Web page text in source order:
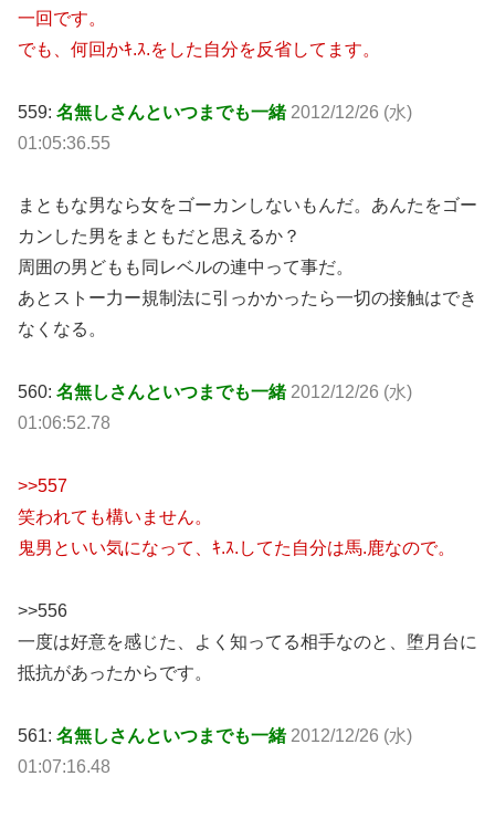
一回です。
でも、何回かｷ.ｽ.をした自分を反省してます。
559: 名無しさんといつまでも一緒 2012/12/26 (水)
01:05:36.55
まともな男なら女をゴーカンしないもんだ。あんたをゴー
カンした男をまともだと思えるか？
周囲の男どもも同レベルの連中って事だ。
あとストー力ー規制法に引っかかったら一切の接触はでき
なくなる。
560: 名無しさんといつまでも一緒 2012/12/26 (水)
01:06:52.78
>>557
笑われても構いません。
鬼男といい気になって、ｷ.ｽ.してた自分は馬.鹿なので。
>>556
一度は好意を感じた、よく知ってる相手なのと、堕月台に
抵抗があったからです。
561: 名無しさんといつまでも一緒 2012/12/26 (水)
01:07:16.48